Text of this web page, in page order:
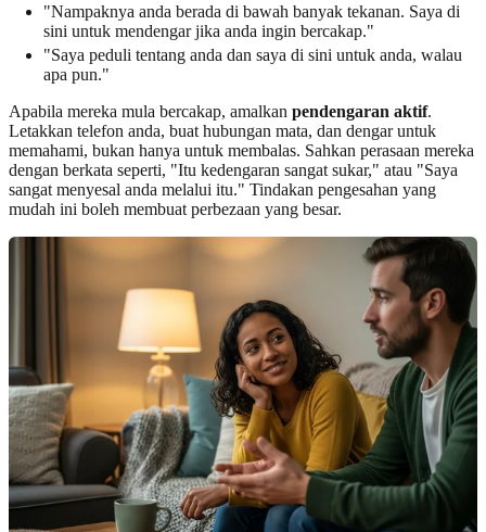
"Nampaknya anda berada di bawah banyak tekanan. Saya di
sini untuk mendengar jika anda ingin bercakap."
"Saya peduli tentang anda dan saya di sini untuk anda, walau
apa pun."
Apabila mereka mula bercakap, amalkan pendengaran aktif.
Letakkan telefon anda, buat hubungan mata, dan dengar untuk
memahami, bukan hanya untuk membalas. Sahkan perasaan mereka
dengan berkata seperti, "Itu kedengaran sangat sukar," atau "Saya
sangat menyesal anda melalui itu." Tindakan pengesahan yang
mudah ini boleh membuat perbezaan yang besar.